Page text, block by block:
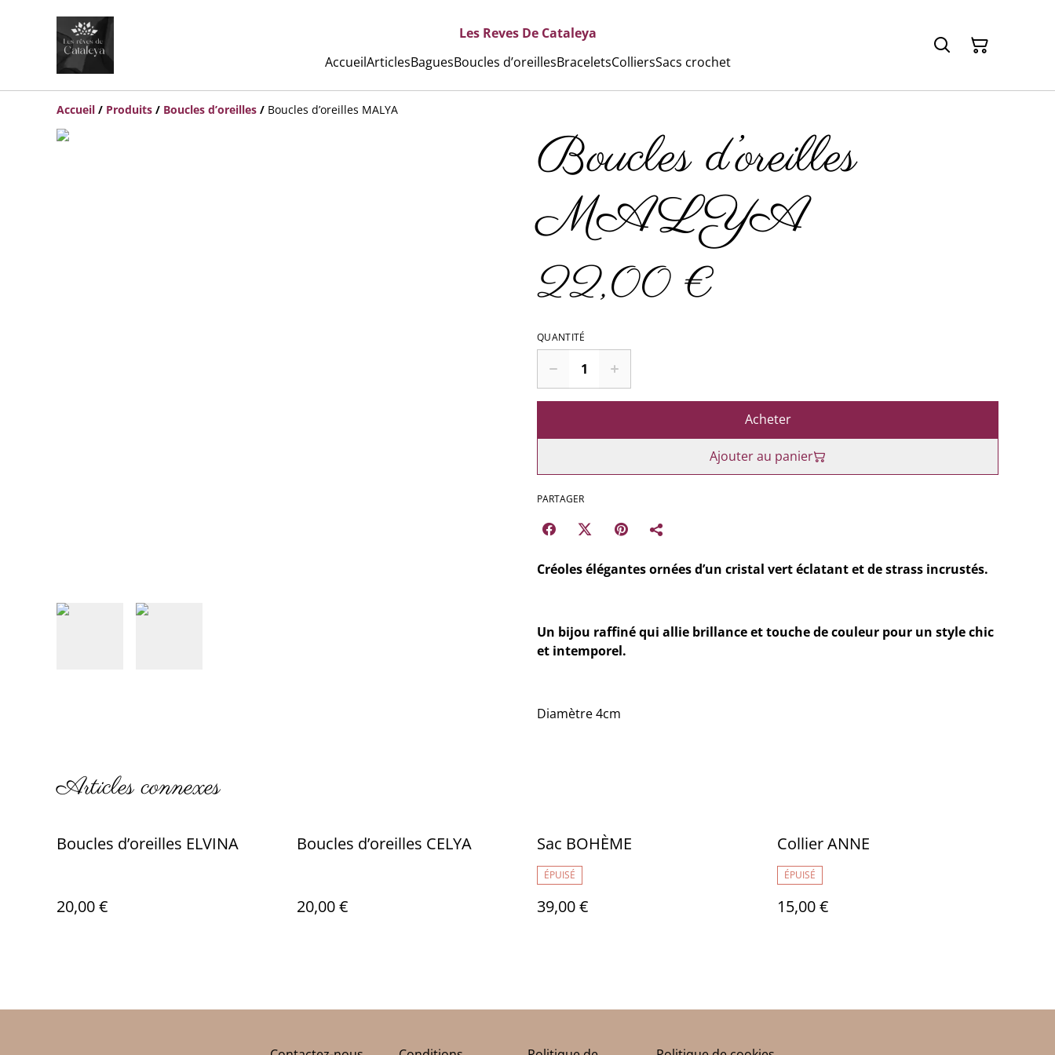
Les Reves De Cataleya
AccueilArticlesBaguesBoucles d’oreillesBraceletsColliersSacs crochet
Accueil / Produits / Boucles d’oreilles / Boucles d’oreilles MALYA
Boucles d’oreilles
MALYA
22,00 €
QUANTITÉ
Acheter
Ajouter au panier
PARTAGER
Créoles élégantes ornées d’un cristal vert éclatant et de strass incrustés.
Un bijou raffiné qui allie brillance et touche de couleur pour un style chic
et intemporel.
Diamètre 4cm
Articles connexes
Boucles d’oreilles ELVINA
20,00 €
Boucles d’oreilles CELYA
20,00 €
Sac BOHÈME
ÉPUISÉ
39,00 €
Collier ANNE
ÉPUISÉ
15,00 €